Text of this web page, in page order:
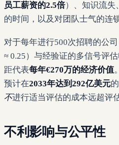
员工薪资的2.5倍）、知识流失
的时间，以及对团队士气的连
对于每年进行500次招聘的公
≈ 0.25）与经验证的多信号评
距代表每年€270万的经济价值
预计在2033年达到292亿美元
不进行适当评估的成本远超评
不利影响与公平性